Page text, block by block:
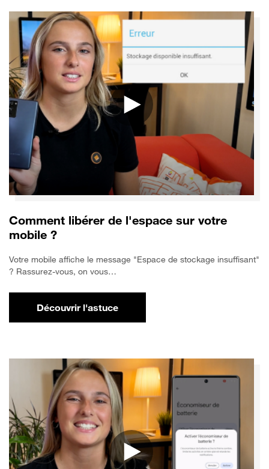
Comment libérer de l'espace sur votre
mobile ?
Votre mobile affiche le message "Espace de stockage insuffisant"
? Rassurez-vous, on vous…
Découvrir l'astucepour Comment libérer de l'espace sur